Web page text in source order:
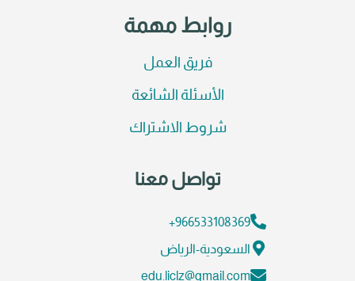
روابط مهمة
فريق العمل
الأسئلة الشائعة
شروط الاشتراك
تواصل معنا
966533108369+
السعودية-الرياض
edu.liclz@gmail.com